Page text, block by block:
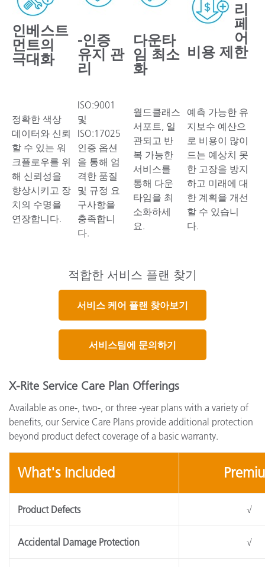
인베스트
먼트의
극대화
-인증
유지 관
리
다운타
임 최소
화
리
페
어
비용 제한
정확한 색상
데이터와 신뢰
할 수 있는 워
크플로우를 위
해 신뢰성을
향상시키고 장
치의 수명을
연장합니다.
ISO:9001
및
ISO:17025
인증 옵션
을 통해 엄
격한 품질
및 규정 요
구사항을
충족합니
다.
월드클래스
서포트, 일
관되고 반
복 가능한
서비스를
통해 다운
타임을 최
소화하세
요.
예측 가능한 유
지보수 예산으
로 비용이 많이
드는 예상치 못
한 고장을 방지
하고 미래에 대
한 계획을 개선
할 수 있습니
다.
적합한 서비스 플랜 찾기
서비스 케어 플랜 찾아보기
서비스팀에 문의하기
X-Rite Service Care Plan Offerings
Available as one-, two-, or three -year plans with a variety of
benefits, our Service Care Plans provide additional protection
beyond product defect coverage of a basic warranty.
What's Included
Product Defects √
Accidental Damage Protection √